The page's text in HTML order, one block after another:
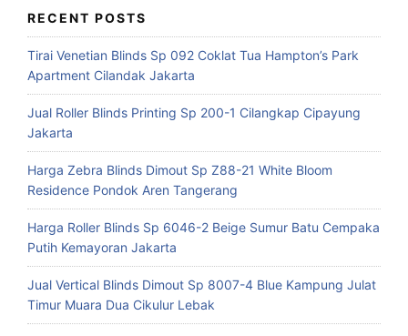
RECENT POSTS
Tirai Venetian Blinds Sp 092 Coklat Tua Hampton’s Park
Apartment Cilandak Jakarta
Jual Roller Blinds Printing Sp 200-1 Cilangkap Cipayung
Jakarta
Harga Zebra Blinds Dimout Sp Z88-21 White Bloom
Residence Pondok Aren Tangerang
Harga Roller Blinds Sp 6046-2 Beige Sumur Batu Cempaka
Putih Kemayoran Jakarta
Jual Vertical Blinds Dimout Sp 8007-4 Blue Kampung Julat
Timur Muara Dua Cikulur Lebak